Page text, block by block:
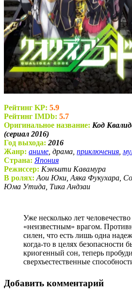
Рейтинг KP: 5.9
Рейтинг IMDb: 5.7
Оригинальное название: Код
(сериал 2016)
Год выхода: 2016
Жанр: аниме , драма, приключения
Страна: Япония
Режиссер: Кэнъити Кавамура
В ролях: Аои Юки, Аяка Фукухара,
Юма Утида, Тика Андзаи
Уже несколько лет человечество ведет войну с
«неизвестным» врагом.
силен, что есть лишь одна
когда-то в целях безопасности
криогенный сон, теперь
сверхъестественные
Добавить комментарий